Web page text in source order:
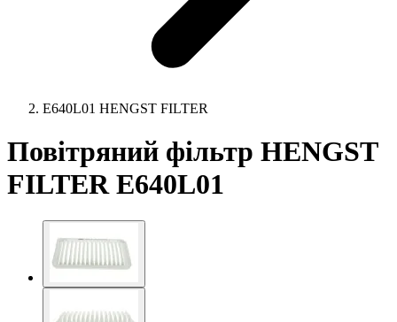
E640L01 HENGST FILTER
Повітряний фільтр HENGST
FILTER E640L01